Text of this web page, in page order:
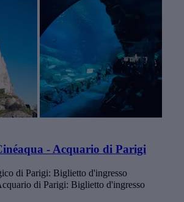
- Acquario di Parigi
di Parigi: Biglietto d'ingresso
di Parigi: Biglietto d'ingresso